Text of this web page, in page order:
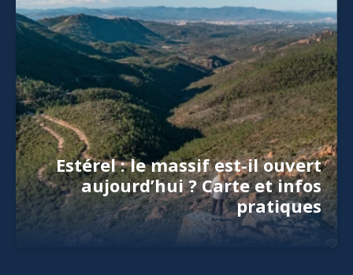
Estérel : le massif est-il ouvert
aujourd’hui ? Carte et infos
pratiques